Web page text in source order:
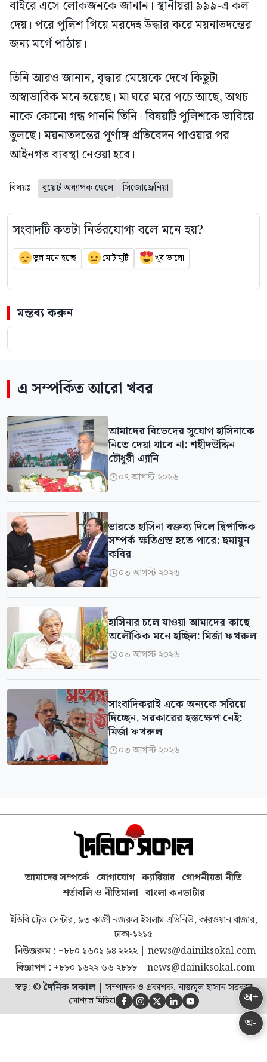
বাইরে এসে লোকজনকে জানান। স্থানীয়রা ৯৯৯-এ কল
দেয়। পরে পুলিশ গিয়ে মরদেহ উদ্ধার করে ময়নাতদন্তের
জন্য মর্গে পাঠায়।
তিনি আরও জানান, বৃদ্ধার মেয়েকে দেখে কিছুটা
অস্বাভাবিক মনে হয়েছে। মা ঘরে মরে পচে আছে, অথচ
নাকে কোনো গন্ধ পাননি তিনি। বিষয়টি পুলিশকে ভাবিয়ে
তুলছে। ময়নাতদন্তের পূর্ণাঙ্গ প্রতিবেদন পাওয়ার পর
আইনগত ব্যবস্থা নেওয়া হবে।
বিষয়ঃ বুয়েট অধ্যাপক ছেলে সিজোফ্রেনিয়া
সংবাদটি কতটা নির্ভরযোগ্য বলে মনে হয়?
ভুল মনে হচ্ছে মোটামুটি খুব ভালো
মন্তব্য করুন
এ সম্পর্কিত আরো খবর
আমাদের বিভেদের সুযোগ হাসিনাকে
নিতে দেয়া যাবে না: শহীদউদ্দিন
চৌধুরী এ্যানি
০৭ আগস্ট ২০২৬
ভারতে হাসিনা বক্তব্য দিলে দ্বিপাক্ষিক
সম্পর্ক ক্ষতিগ্রস্ত হতে পারে: হুমায়ুন
কবির
০৩ আগস্ট ২০২৬
হাসিনার চলে যাওয়া আমাদের কাছে
অলৌকিক মনে হচ্ছিল: মির্জা ফখরুল
০৩ আগস্ট ২০২৬
সাংবাদিকরাই একে অন্যকে সরিয়ে
দিচ্ছেন, সরকারের হস্তক্ষেপ নেই:
মির্জা ফখরুল
০৩ আগস্ট ২০২৬
অ-
অ+
আমাদের সম্পর্কে যোগাযোগ ক্যারিয়ার গোপনীয়তা নীতি
শর্তাবলি ও নীতিমালা বাংলা কনভার্টার
ইডিবি ট্রেড সেন্টার, ৯৩ কাজী নজরুল ইসলাম এভিনিউ, কারওয়ান বাজার,
ঢাকা-১২১৫
নিউজরুম : +৮৮০ ১৬০১ ৯৪ ২২২২| news@dainiksokal.com
বিজ্ঞাপণ : +৮৮০ ১৬২২ ৬৬ ২৮৮৮| news@dainiksokal.com
স্বত্ব: ©দৈনিক সকাল| সম্পাদক ও প্রকাশক, নাজমুল হাসান সরকার
সোশ্যাল মিডিয়া     